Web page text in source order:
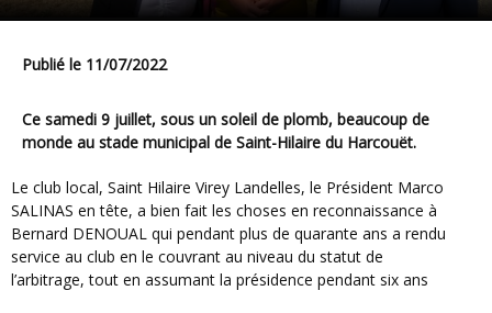
Publié le 11/07/2022
Ce samedi 9 juillet, sous un soleil de plomb, beaucoup de
monde au stade municipal de Saint-Hilaire du Harcouët.
Le club local, Saint Hilaire Virey Landelles, le Président Marco
SALINAS en tête, a bien fait les choses en reconnaissance à
Bernard DENOUAL qui pendant plus de quarante ans a rendu
service au club en le couvrant au niveau du statut de
l’arbitrage, tout en assumant la présidence pendant six ans